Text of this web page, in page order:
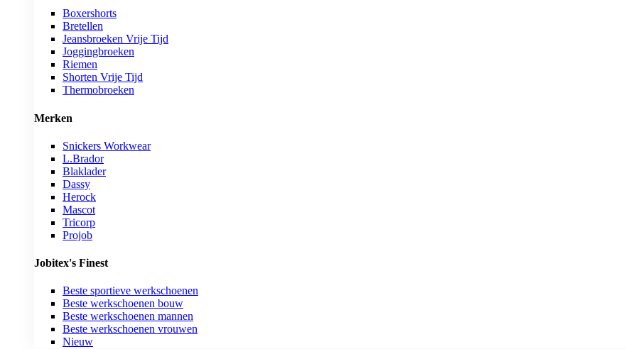
Boxershorts
Bretellen
Jeansbroeken Vrije Tijd
Joggingbroeken
Riemen
Shorten Vrije Tijd
Thermobroeken
Merken
Snickers Workwear
L.Brador
Blaklader
Dassy
Herock
Mascot
Tricorp
Projob
Jobitex's Finest
Beste sportieve werkschoenen
Beste werkschoenen bouw
Beste werkschoenen mannen
Beste werkschoenen vrouwen
Nieuw